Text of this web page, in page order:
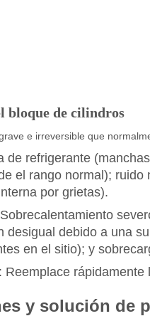
bloque de cilindros
e irreversible que
de refrigerante
el rango normal);
por grietas).
desigual debido a una
en el sitio); y
Reemplace
y solución de